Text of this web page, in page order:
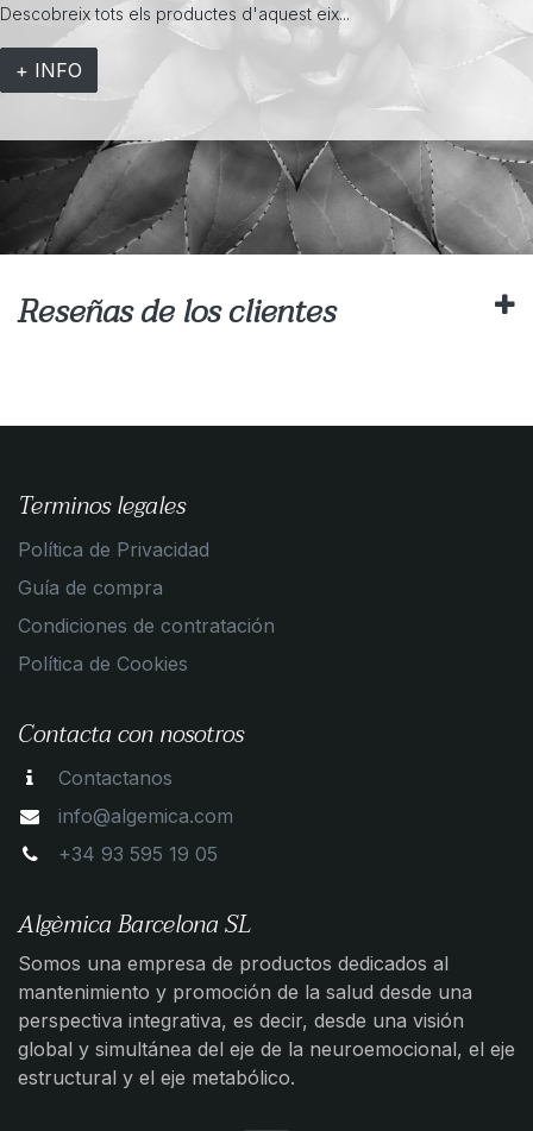
Descobreix tots els productes d'aquest eix...
+ INFO
Reseñas de los clientes
Terminos legales
Política de Privacidad
Guía de compra
Condiciones de contratación
Política de Cookies
Contacta con nosotros
Contactanos
info@algemica.com
+34 93 595 19 05
Algèmica Barcelona SL
Somos una empresa de productos dedicados al
mantenimiento y promoción de la salud desde una
perspectiva integrativa, es decir, desde una visión
global y simultánea del eje de la neuroemocional, el eje
estructural y el eje metabólico.